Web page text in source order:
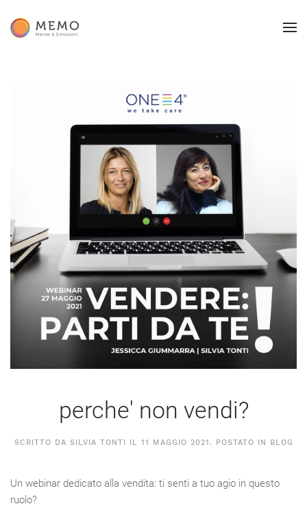
perche' non vendi?
SCRITTO DA SILVIA TONTI IL 11 MAGGIO 2021 . POSTATO IN BLOG
Un webinar dedicato alla vendita: ti senti a tuo agio in questo
ruolo?